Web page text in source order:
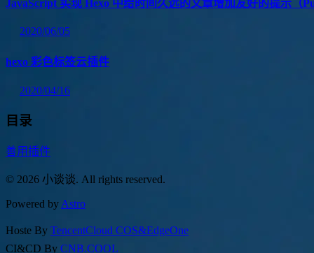
JavaScript 实现 Hexo 中给时间久远的文章增加友好的提示（
2020/06/05
hexo 彩色标签云插件
2020/04/16
目录
善用插件
© 2026 小谈谈. All rights reserved.
Powered by Astro
Hoste By TencentCloud COS&EdgeOne
CI&CD By CNB.COOL